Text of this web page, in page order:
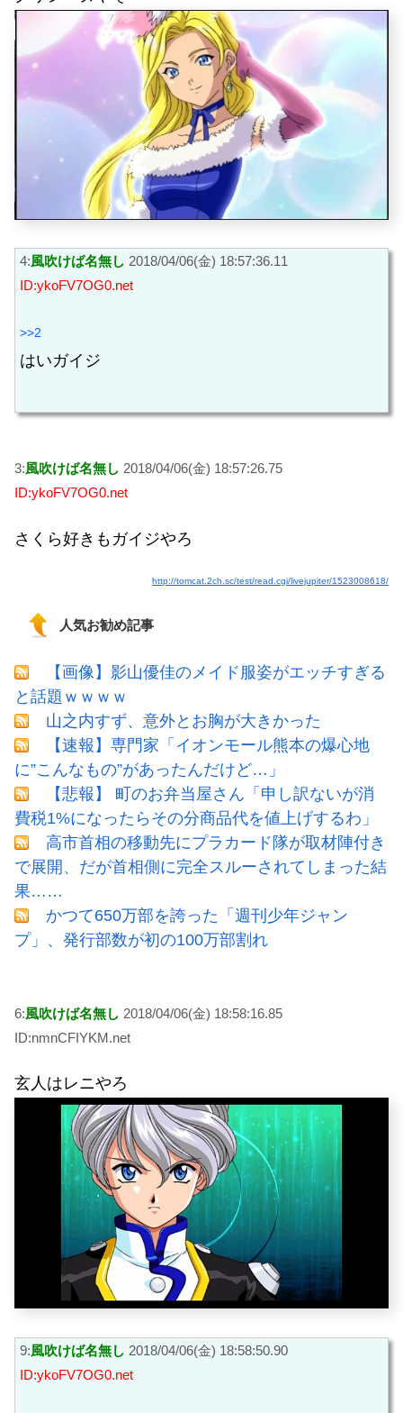
4:風吹けば名無し 2018/04/06(金) 18:57:36.11
ID:ykoFV7OG0.net
>>2
はいガイジ
3:風吹けば名無し 2018/04/06(金) 18:57:26.75
ID:ykoFV7OG0.net
さくら好きもガイジやろ
http://tomcat.2ch.sc/test/read.cgi/livejupiter/1523008618/
人気お勧め記事
【画像】影山優佳のメイド服姿がエッチすぎる
と話題ｗｗｗｗ
山之内すず、意外とお胸が大きかった
【速報】専門家「イオンモール熊本の爆心地
に”こんなもの”があったんだけど…」
【悲報】 町のお弁当屋さん「申し訳ないが消
費税1%になったらその分商品代を値上げするわ」
高市首相の移動先にプラカード隊が取材陣付き
で展開、だが首相側に完全スルーされてしまった結
果……
かつて650万部を誇った「週刊少年ジャン
プ」、発行部数が初の100万部割れ
6:風吹けば名無し 2018/04/06(金) 18:58:16.85
ID:nmnCFIYKM.net
玄人はレニやろ
9:風吹けば名無し 2018/04/06(金) 18:58:50.90
ID:ykoFV7OG0.net